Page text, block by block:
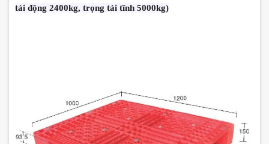
tải động 2400kg, trọng tải tĩnh 5000kg)